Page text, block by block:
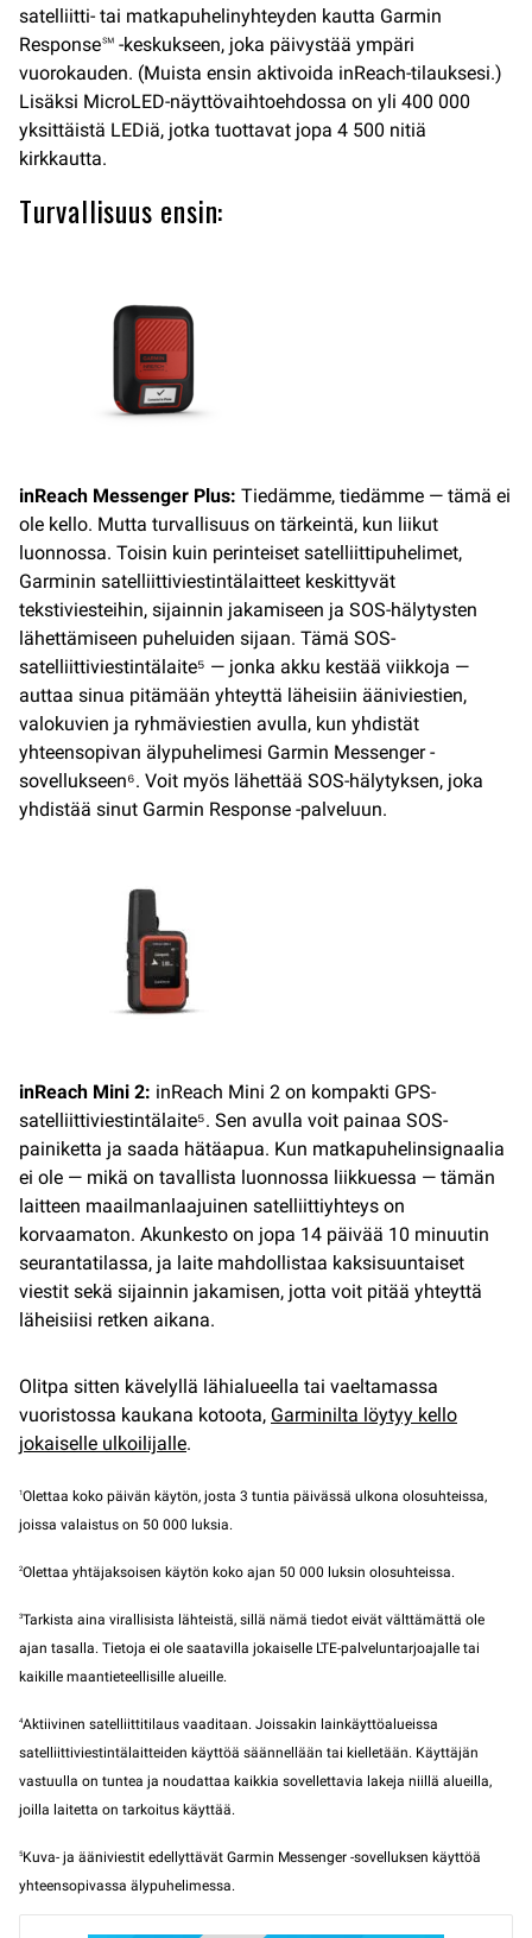
satelliitti- tai matkapuhelinyhteyden kautta Garmin
Response℠ -keskukseen, joka päivystää ympäri
vuorokauden. (Muista ensin aktivoida inReach-tilauksesi.)
Lisäksi MicroLED-näyttövaihtoehdossa on yli 400 000
yksittäistä LEDiä, jotka tuottavat jopa 4 500 nitiä
kirkkautta.
Turvallisuus ensin:
inReach Messenger Plus: Tiedämme, tiedämme — tämä ei
ole kello. Mutta turvallisuus on tärkeintä, kun liikut
luonnossa. Toisin kuin perinteiset satelliittipuhelimet,
Garminin satelliittiviestintälaitteet keskittyvät
tekstiviesteihin, sijainnin jakamiseen ja SOS-hälytysten
lähettämiseen puheluiden sijaan. Tämä SOS-
satelliittiviestintälaite⁵ — jonka akku kestää viikkoja —
auttaa sinua pitämään yhteyttä läheisiin ääniviestien,
valokuvien ja ryhmäviestien avulla, kun yhdistät
yhteensopivan älypuhelimesi Garmin Messenger -
sovellukseen⁶. Voit myös lähettää SOS-hälytyksen, joka
yhdistää sinut Garmin Response -palveluun.
inReach Mini 2: inReach Mini 2 on kompakti GPS-
satelliittiviestintälaite⁵. Sen avulla voit painaa SOS-
painiketta ja saada hätäapua. Kun matkapuhelinsignaalia
ei ole — mikä on tavallista luonnossa liikkuessa — tämän
laitteen maailmanlaajuinen satelliittiyhteys on
korvaamaton. Akunkesto on jopa 14 päivää 10 minuutin
seurantatilassa, ja laite mahdollistaa kaksisuuntaiset
viestit sekä sijainnin jakamisen, jotta voit pitää yhteyttä
läheisiisi retken aikana.
Olitpa sitten kävelyllä lähialueella tai vaeltamassa
vuoristossa kaukana kotoota, Garminilta löytyy kello
jokaiselle ulkoilijalle.
1Olettaa koko päivän käytön, josta 3 tuntia päivässä ulkona olosuhteissa,
joissa valaistus on 50 000 luksia.
2Olettaa yhtäjaksoisen käytön koko ajan 50 000 luksin olosuhteissa.
3Tarkista aina virallisista lähteistä, sillä nämä tiedot eivät välttämättä ole
ajan tasalla. Tietoja ei ole saatavilla jokaiselle LTE-palveluntarjoajalle tai
kaikille maantieteellisille alueille.
4Aktiivinen satelliittitilaus vaaditaan. Joissakin lainkäyttöalueissa
satelliittiviestintälaitteiden käyttöä säännellään tai kielletään. Käyttäjän
vastuulla on tuntea ja noudattaa kaikkia sovellettavia lakeja niillä alueilla,
joilla laitetta on tarkoitus käyttää.
5Kuva- ja ääniviestit edellyttävät Garmin Messenger -sovelluksen käyttöä
yhteensopivassa älypuhelimessa.